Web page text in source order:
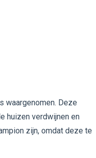
waargenomen. Deze
huizen verdwijnen en
zijn, omdat deze te